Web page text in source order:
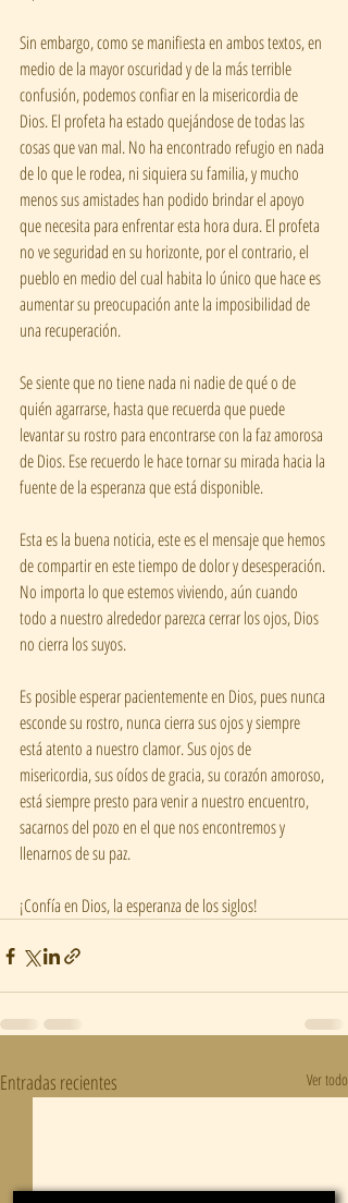
Sin embargo, como se manifiesta en ambos textos, en
medio de la mayor oscuridad y de la más terrible
confusión, podemos confiar en la misericordia de
Dios. El profeta ha estado quejándose de todas las
cosas que van mal. No ha encontrado refugio en nada
de lo que le rodea, ni siquiera su familia, y mucho
menos sus amistades han podido brindar el apoyo
que necesita para enfrentar esta hora dura. El profeta
no ve seguridad en su horizonte, por el contrario, el
pueblo en medio del cual habita lo único que hace es
aumentar su preocupación ante la imposibilidad de
una recuperación.
Se siente que no tiene nada ni nadie de qué o de
quién agarrarse, hasta que recuerda que puede
levantar su rostro para encontrarse con la faz amorosa
de Dios. Ese recuerdo le hace tornar su mirada hacia la
fuente de la esperanza que está disponible.
Esta es la buena noticia, este es el mensaje que hemos
de compartir en este tiempo de dolor y desesperación.
No importa lo que estemos viviendo, aún cuando
todo a nuestro alrededor parezca cerrar los ojos, Dios
no cierra los suyos.
Es posible esperar pacientemente en Dios, pues nunca
esconde su rostro, nunca cierra sus ojos y siempre
está atento a nuestro clamor. Sus ojos de
misericordia, sus oídos de gracia, su corazón amoroso,
está siempre presto para venir a nuestro encuentro,
sacarnos del pozo en el que nos encontremos y
llenarnos de su paz.
¡Confía en Dios, la esperanza de los siglos!
Entradas recientes Ver todo